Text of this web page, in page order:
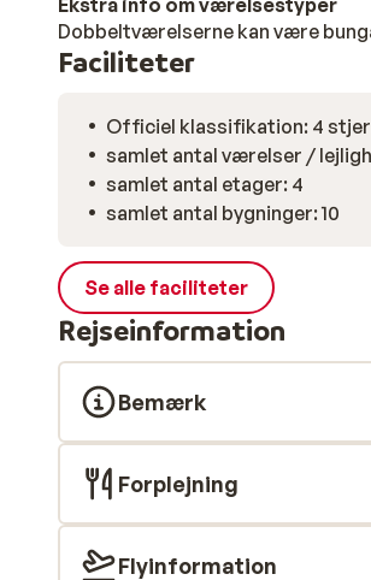
Ekstra info om værelsestyper
Dobbeltværelserne kan være
Faciliteter
Officiel klassifikation: 4
samlet antal værelser /
samlet antal etager: 4
samlet antal bygninger: 10
Se alle faciliteter
Rejseinformation
Bemærk
Forplejning
Flyinformation